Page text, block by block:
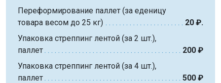
Переформирование паллет (за еденицу
товара весом до 25 кг)
20 ₽.
Упаковка стреппинг лентой (за 2 шт.),
паллет
200 ₽
Упаковка стреппинг лентой (за 4 шт.),
паллет
500 ₽